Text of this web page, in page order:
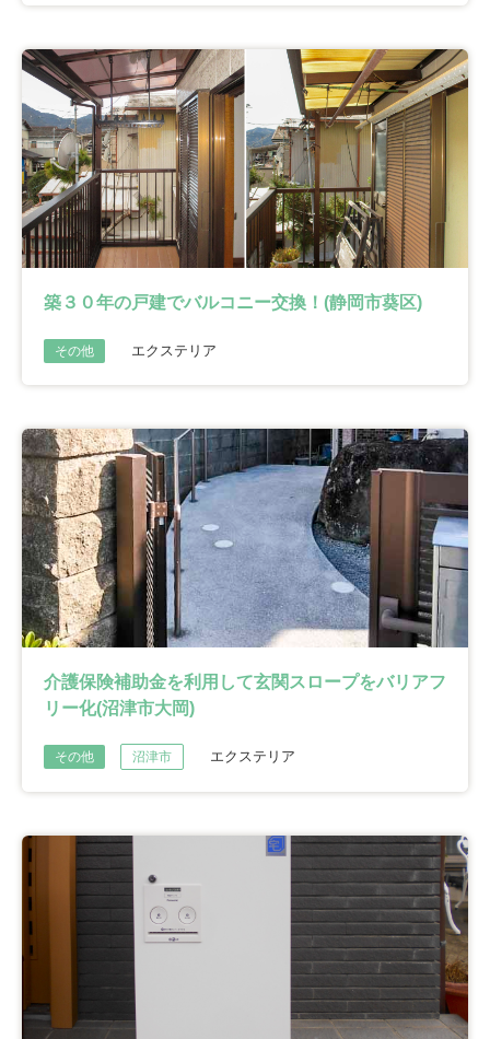
築３０年の戸建でバルコニー交換！(静岡市葵区)
その他 エクステリア
介護保険補助金を利用して玄関スロープをバリアフ
リー化(沼津市大岡)
その他 沼津市 エクステリア